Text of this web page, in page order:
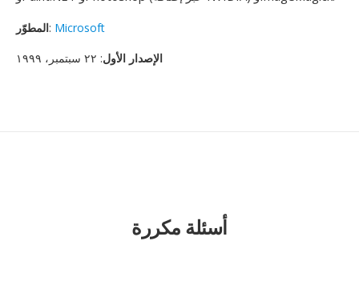
المطوّر: Microsoft
الإصدار الأول: ٢٢ سبتمبر، ١٩٩٩
أسئلة مكررة